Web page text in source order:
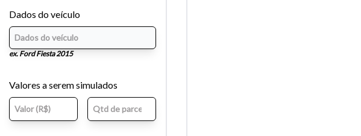
Dados do veículo
ex. Ford Fiesta 2015
Valores a serem simulados